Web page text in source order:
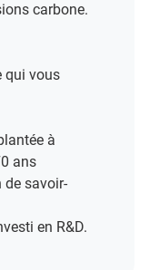
carbone.
qui vous
à
ans
de savoir-
en R&D​.